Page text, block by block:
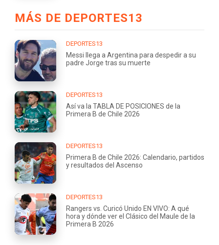
MÁS DE DEPORTES13
DEPORTES13
Messi llega a Argentina para despedir a su
padre Jorge tras su muerte
DEPORTES13
Así va la TABLA DE POSICIONES de la
Primera B de Chile 2026
DEPORTES13
Primera B de Chile 2026: Calendario, partidos
y resultados del Ascenso
DEPORTES13
Rangers vs. Curicó Unido EN VIVO: A qué
hora y dónde ver el Clásico del Maule de la
Primera B 2026